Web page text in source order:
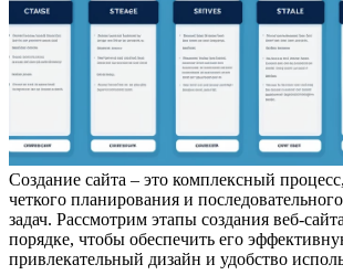
Создание сайта – это комплексный
четкого планирования и
задач. Рассмотрим этапы создания веб-
порядке, чтобы обеспечить его
привлекательный дизайн и удобство